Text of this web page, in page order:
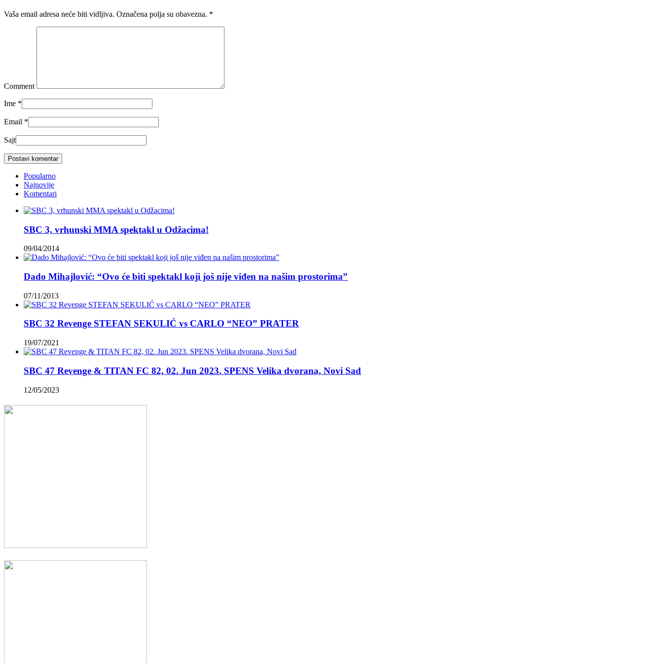
Vaša email adresa neće biti vidljiva. Označena polja su obavezna. *
Comment
Ime *
Email *
Sajt
Popularno
Najnovije
Komentari
SBC 3, vrhunski MMA spektakl u Odžacima!
09/04/2014
Dado Mihajlović: “Ovo će biti spektakl koji još nije viđen na našim prostorima”
07/11/2013
SBC 32 Revenge STEFAN SEKULIĆ vs CARLO “NEO” PRATER
19/07/2021
SBC 47 Revenge & TITAN FC 82, 02. Jun 2023. SPENS Velika dvorana, Novi Sad
12/05/2023